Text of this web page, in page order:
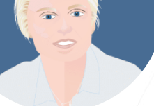
Dirigeante Consultante